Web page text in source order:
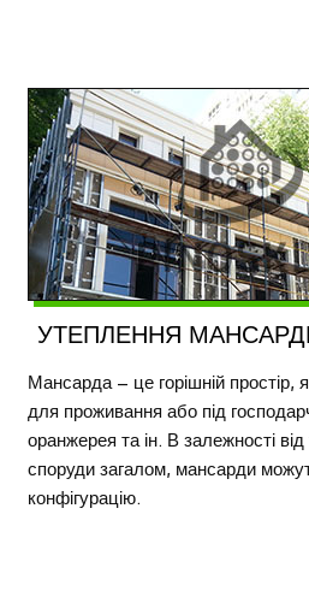
УТЕПЛЕННЯ
Мансарда – це горішній простір,
для проживання або під
оранжерея та ін. В залежності
споруди загалом, мансарди
конфігурацію.